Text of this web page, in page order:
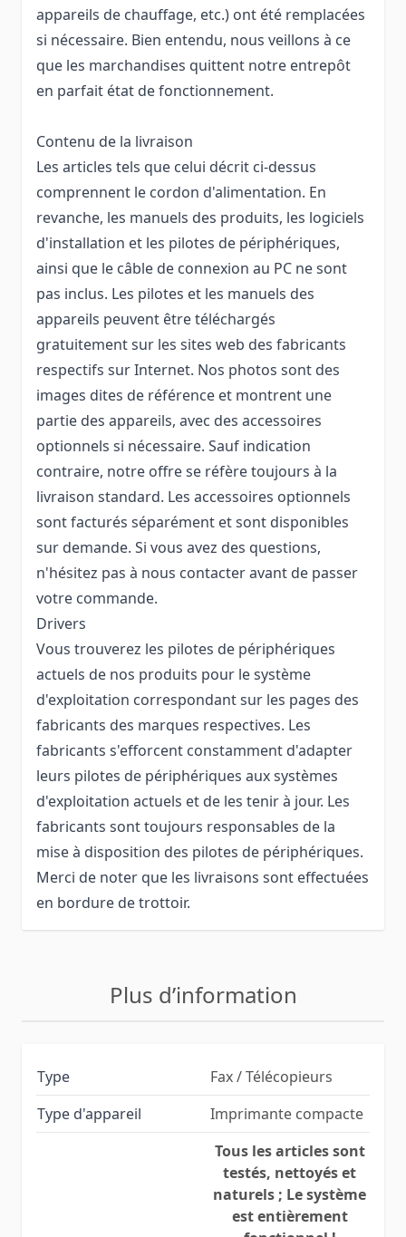
appareils de chauffage, etc.) ont été remplacées
si nécessaire. Bien entendu, nous veillons à ce
que les marchandises quittent notre entrepôt
en parfait état de fonctionnement.
Contenu de la livraison
Les articles tels que celui décrit ci-dessus
comprennent le cordon d'alimentation. En
revanche, les manuels des produits, les logiciels
d'installation et les pilotes de périphériques,
ainsi que le câble de connexion au PC ne sont
pas inclus. Les pilotes et les manuels des
appareils peuvent être téléchargés
gratuitement sur les sites web des fabricants
respectifs sur Internet. Nos photos sont des
images dites de référence et montrent une
partie des appareils, avec des accessoires
optionnels si nécessaire. Sauf indication
contraire, notre offre se réfère toujours à la
livraison standard. Les accessoires optionnels
sont facturés séparément et sont disponibles
sur demande. Si vous avez des questions,
n'hésitez pas à nous contacter avant de passer
votre commande.
Drivers
Vous trouverez les pilotes de périphériques
actuels de nos produits pour le système
d'exploitation correspondant sur les pages des
fabricants des marques respectives. Les
fabricants s'efforcent constamment d'adapter
leurs pilotes de périphériques aux systèmes
d'exploitation actuels et de les tenir à jour. Les
fabricants sont toujours responsables de la
mise à disposition des pilotes de périphériques.
Merci de noter que les livraisons sont effectuées
en bordure de trottoir.
Plus d’information
Type
Fax / Télécopieurs
Type d'appareil
Imprimante compacte
Tous les articles sont
testés, nettoyés et
naturels ; Le système
est entièrement